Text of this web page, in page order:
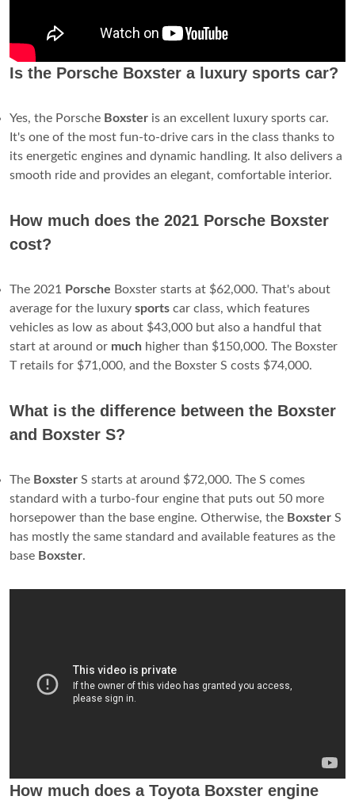
Is the Porsche Boxster a luxury sports car?
Yes, the Porsche Boxster is an excellent luxury sports car.
It's one of the most fun-to-drive cars in the class thanks to
its energetic engines and dynamic handling. It also delivers a
smooth ride and provides an elegant, comfortable interior.
How much does the 2021 Porsche Boxster
cost?
The 2021 Porsche Boxster starts at $62,000. That's about
average for the luxury sports car class, which features
vehicles as low as about $43,000 but also a handful that
start at around or much higher than $150,000. The Boxster
T retails for $71,000, and the Boxster S costs $74,000.
What is the difference between the Boxster
and Boxster S?
The Boxster S starts at around $72,000. The S comes
standard with a turbo-four engine that puts out 50 more
horsepower than the base engine. Otherwise, the Boxster S
has mostly the same standard and available features as the
base Boxster.
How much does a Toyota Boxster engine